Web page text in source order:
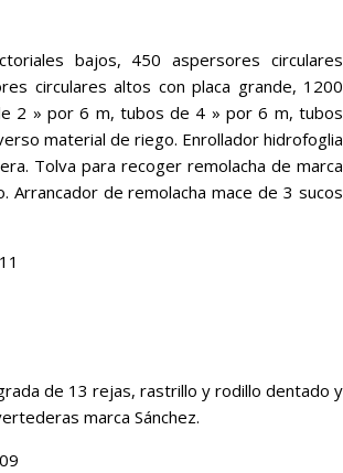
bajos, 450 aspersores circulares
circulares altos con placa grande, 1200
2 » por 6 m, tubos de 4 » por 6 m, tubos
material de riego. Enrollador hidrofoglia
Tolva para recoger remolacha de marca
Arrancador de remolacha mace de 3 sucos
de 13 rejas, rastrillo y rodillo dentado y
marca Sánchez.